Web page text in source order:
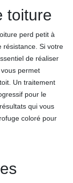
toiture
perd petit à
résistance. Si votre
de réaliser
permet
Un traitement
pour le
qui vous
coloré pour